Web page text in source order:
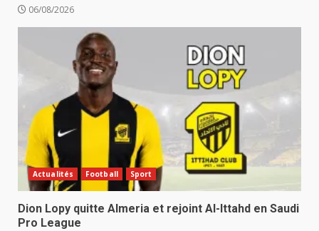
06/08/2026
Actualités Football Sport
Dion Lopy quitte Almeria et rejoint Al-Ittahd en Saudi
Pro League